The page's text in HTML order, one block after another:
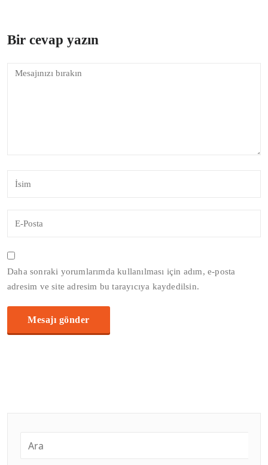
Bir cevap yazın
Daha sonraki yorumlarımda kullanılması için adım, e-posta
adresim ve site adresim bu tarayıcıya kaydedilsin.